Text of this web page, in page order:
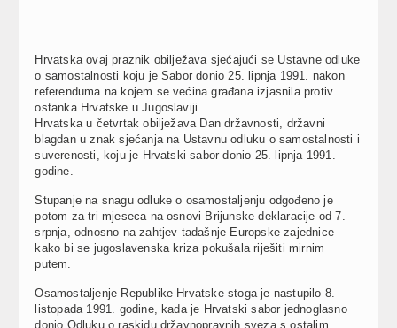
Hrvatska ovaj praznik obilježava sjećajući se Ustavne odluke
o samostalnosti koju je Sabor donio 25. lipnja 1991. nakon
referenduma na kojem se većina građana izjasnila protiv
ostanka Hrvatske u Jugoslaviji.
Hrvatska u četvrtak obilježava Dan državnosti, državni
blagdan u znak sjećanja na Ustavnu odluku o samostalnosti i
suverenosti, koju je Hrvatski sabor donio 25. lipnja 1991.
godine.
Stupanje na snagu odluke o osamostaljenju odgođeno je
potom za tri mjeseca na osnovi Brijunske deklaracije od 7.
srpnja, odnosno na zahtjev tadašnje Europske zajednice
kako bi se jugoslavenska kriza pokušala riješiti mirnim
putem.
Osamostaljenje Republike Hrvatske stoga je nastupilo 8.
listopada 1991. godine, kada je Hrvatski sabor jednoglasno
donio Odluku o raskidu državnopravnih sveza s ostalim